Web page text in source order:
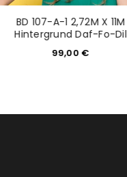
BD 107-A-1 2,72M X 11M
Hintergrund Daf-Fo-Dil
99,00€